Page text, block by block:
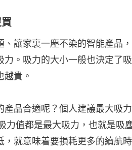
讓家裏一塵不染的智能產品
。吸力的大小一般也決定了
貴。
品合適呢？個人建議最大吸
力值都是最大吸力，也就是吸
就意味着要損耗更多的續航時